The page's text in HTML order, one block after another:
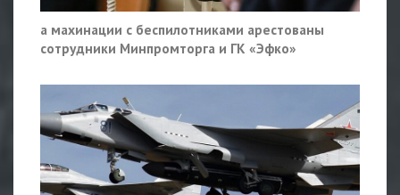
а махинации с беспилотниками арестованы
сотрудники Минпромторга и ГК «Эфко»